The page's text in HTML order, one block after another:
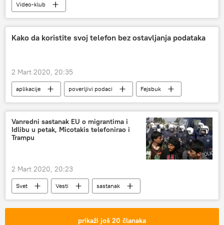
Video-klub
Kako da koristite svoj telefon bez ostavljanja podataka
2 Mart 2020, 20:35
aplikacije poverljivi podaci
Fejsbuk
Društvo
Vanredni sastanak EU o migrantima i
Idlibu u petak, Micotakis telefonirao i
Trampu
2 Mart 2020, 20:23
Svet Vesti
sastanak
Migrantska kriza preti da uzdrma Evropu
prikaži još 20 članaka